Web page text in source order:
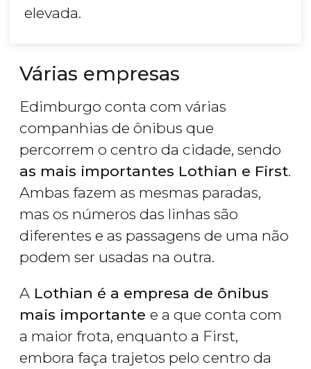
elevada.
Várias empresas
Edimburgo conta com várias
companhias de ônibus que
percorrem o centro da cidade, sendo
as mais importantes Lothian e First.
Ambas fazem as mesmas paradas,
mas os números das linhas são
diferentes e as passagens de uma não
podem ser usadas na outra.
A Lothian é a empresa de ônibus
mais importante e a que conta com
a maior frota, enquanto a First,
embora faça trajetos pelo centro da